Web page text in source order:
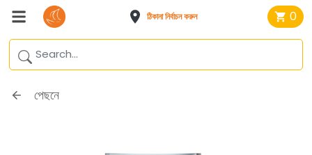
ঠিকানা নির্বাচন করুন 0
পেছনে